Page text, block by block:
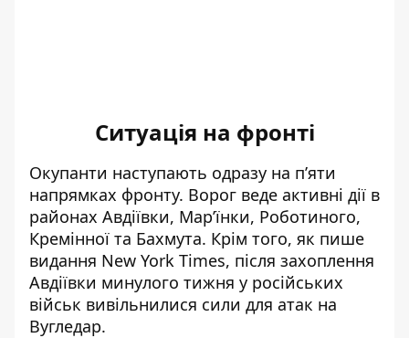
Ситуація на фронті
Окупанти наступають одразу на пʼяти
напрямках фронту. Ворог веде активні дії в
районах Авдіївки, Марʼїнки, Роботиного,
Кремінної та Бахмута. Крім того, як пише
видання New York Times, після захоплення
Авдіївки минулого тижня у російських
військ вивільнилися сили для атак на
Вугледар.